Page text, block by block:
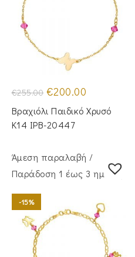
€255.00 Original
price
was:
€255.00.
€200.00
τιμή
είναι:
Βραχιόλι Παιδικό Χρυσό
Κ14 IPB-20447
Άμεση παραλαβή /
Παράδoση 1 έως 3 ημέρες
-15%